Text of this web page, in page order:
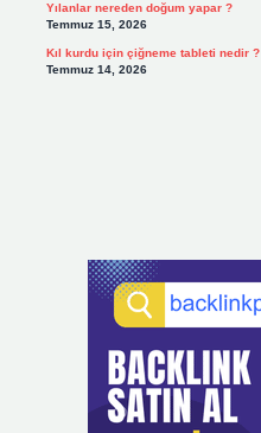
Yılanlar nereden doğum yapar ?
Temmuz 15, 2026
Kıl kurdu için çiğneme tableti nedir ?
Temmuz 14, 2026